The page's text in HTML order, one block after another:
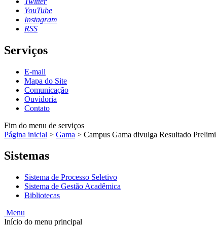
YouTube
Instagram
RSS
Serviços
E-mail
Mapa do Site
Comunicação
Ouvidoria
Contato
Fim do menu de serviços
Página inicial > Gama > Campus Gama divulga Resultado
Sistemas
Sistema de Processo Seletivo
Sistema de Gestão Acadêmica
Bibliotecas
Menu
Início do menu principal